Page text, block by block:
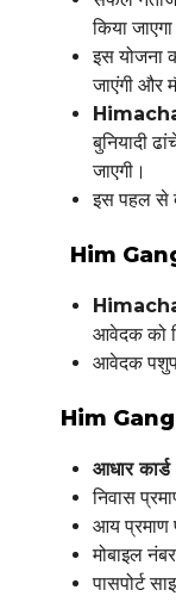
किया
इस योजना
जाएंगी और
बुनियादी
जाएगी।
इस पहल से
Him
आवेदक को
आवेदक
Him
आधार कार्ड
निवास
आय प्रमाण
मोबाइल नंबर
पासपोर्ट